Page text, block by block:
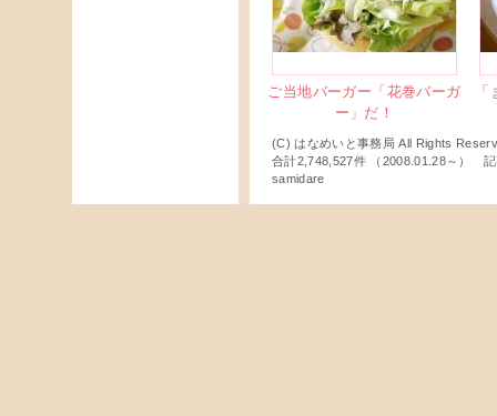
ご当地バーガー「花巻バーガ
ー」だ！
(C) はなめいと事務局 All Rights
合計2,748,527件 （2008.01.28～）
samidare